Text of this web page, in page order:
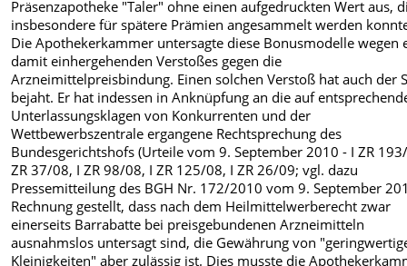
Präsenzapotheke "Taler" ohne einen aufgedruckten Wert aus,
insbesondere für spätere Prämien angesammelt werden
Die Apothekerkammer untersagte diese Bonusmodelle wegen
damit einhergehenden Verstoßes gegen die
Arzneimittelpreisbindung. Einen solchen Verstoß hat auch der
bejaht. Er hat indessen in Anknüpfung an die auf
Unterlassungsklagen von Konkurrenten und der
Wettbewerbszentrale ergangene Rechtsprechung des
Bundesgerichtshofs (Urteile vom 9. September 2010 - I ZR
ZR 37/08, I ZR 98/08, I ZR 125/08, I ZR 26/09; vgl. dazu
Pressemitteilung des BGH Nr. 172/2010 vom 9. September
Rechnung gestellt, dass nach dem Heilmittelwerberecht zwar
einerseits Barrabatte bei preisgebundenen Arzneimitteln
ausnahmslos untersagt sind, die Gewährung von
Kleinigkeiten" aber zulässig ist. Dies musste die